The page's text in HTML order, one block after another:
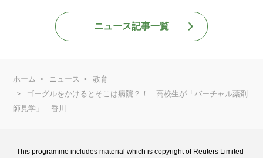
ニュース記事一覧
ホーム ニュース
教育
ゴーグルをかけるとそこは病院？！ 高校生が「バーチャル薬剤
師見学」 香川
This programme includes material which is copyright of Reuters Limited